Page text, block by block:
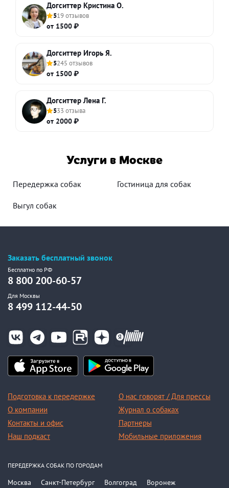
Догситтер Кристина О.
519 отзывов
от 1500 ₽
Догситтер Игорь Я.
5245 отзывов
от 1500 ₽
Догситтер Лена Г.
533 отзыва
от 2000 ₽
Услуги в Москве
Передержка собак Гостиница для собак
Выгул собак
Заказать бесплатный звонок
Бесплатно по РФ
8 800 200-60-57
Для Москвы
8 499 112-44-50
Подготовка к передержке
О компании
Контакты и офис
Наш подкаст
О нас говорят / Для прессы
Журнал о собаках
Партнеры
Мобильные приложения
ПЕРЕДЕРЖКА СОБАК ПО ГОРОДАМ
Москва Санкт-Петербург Волгоград Воронеж